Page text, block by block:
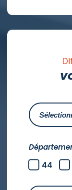
44